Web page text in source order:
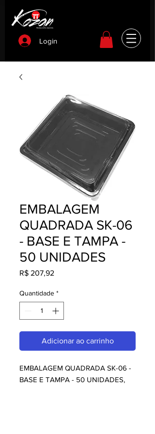
Login
EMBALAGEM
QUADRADA SK-06
- BASE E TAMPA -
50 UNIDADES
R$ 207,92Preço
Quantidade *
Adicionar ao carrinho
EMBALAGEM QUADRADA SK-06 -
BASE E TAMPA - 50 UNIDADES,